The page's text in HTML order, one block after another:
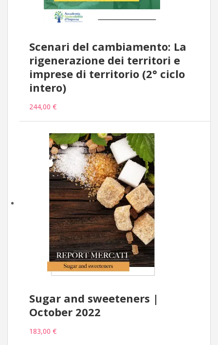
Scenari del cambiamento: La
rigenerazione dei territori e
imprese di territorio (2° ciclo
intero)
244,00 €
Sugar and sweeteners |
October 2022
183,00 €